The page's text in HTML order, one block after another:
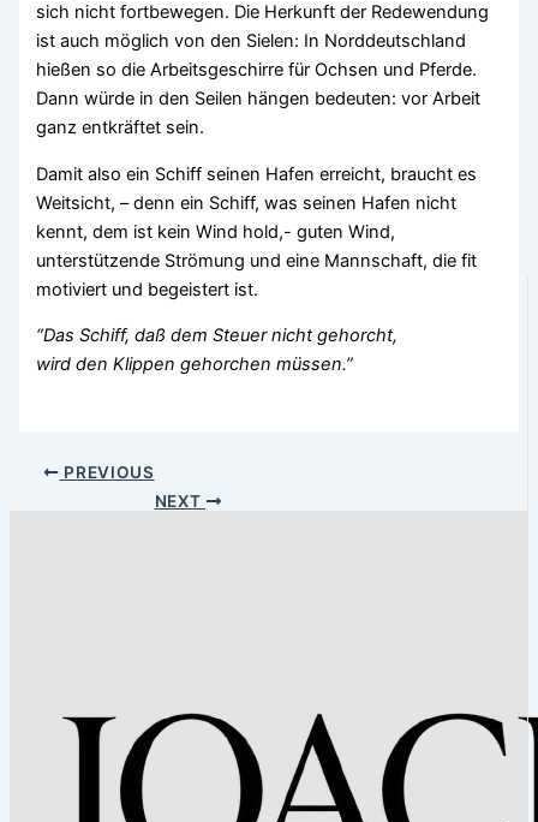
sich nicht fortbewegen. Die Herkunft der Redewendung
ist auch möglich von den Sielen: In Norddeutschland
hießen so die Arbeitsgeschirre für Ochsen und Pferde.
Dann würde in den Seilen hängen bedeuten: vor Arbeit
ganz entkräftet sein.
Damit also ein Schiff seinen Hafen erreicht, braucht es
Weitsicht, – denn ein Schiff, was seinen Hafen nicht
kennt, dem ist kein Wind hold,- guten Wind,
unterstützende Strömung und eine Mannschaft, die fit
motiviert und begeistert ist.
“Das Schiff, daß dem Steuer nicht gehorcht,
wird den Klippen gehorchen müssen.”
PREVIOUS
NEXT